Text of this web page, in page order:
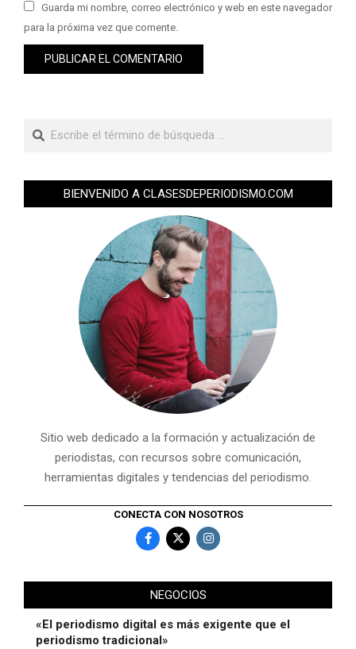
Guarda mi nombre, correo electrónico y web en este navegador
para la próxima vez que comente.
BIENVENIDO A CLASESDEPERIODISMO.COM
Sitio web dedicado a la formación y actualización de
periodistas, con recursos sobre comunicación,
herramientas digitales y tendencias del periodismo.
CONECTA CON NOSOTROS
NEGOCIOS
«El periodismo digital es más exigente que el
periodismo tradicional»